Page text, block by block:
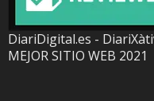
DiariDigital.es -
MEJOR SITIO WEB 2021